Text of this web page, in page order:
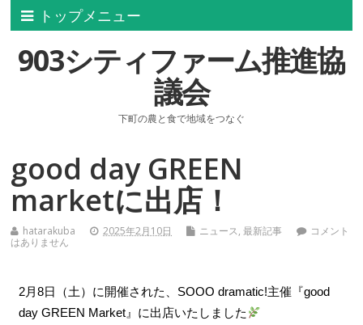
トップメニュー
903シティファーム推進協
議会
下町の農と食で地域をつなぐ
good day GREEN
marketに出店！
hatarakuba 2025年2月10日 ニュース,最新記事
コメント
はありません
2月8日（土）に開催された、SOOO dramatic!主催『good
day GREEN Market』に出店いたしました